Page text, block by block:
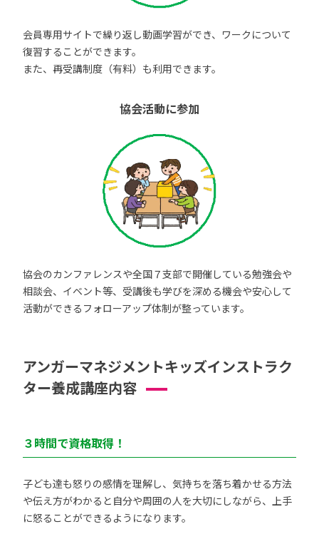
会員専用サイトで繰り返し動画学習ができ、ワークについて
復習することができます。
また、再受講制度（有料）も利用できます。
協会活動に参加
協会のカンファレンスや全国７支部で開催している勉強会や
相談会、イベント等、受講後も学びを深める機会や安心して
活動ができるフォローアップ体制が整っています。
アンガーマネジメントキッズインストラク
ター養成講座内容
３時間で資格取得！
子ども達も怒りの感情を理解し、気持ちを落ち着かせる方法
や伝え方がわかると自分や周囲の人を大切にしながら、上手
に怒ることができるようになります。